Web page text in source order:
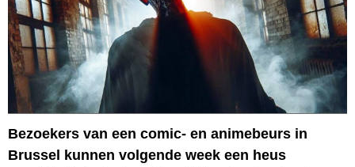
Bezoekers van een comic- en animebeurs in
Brussel kunnen volgende week een heus